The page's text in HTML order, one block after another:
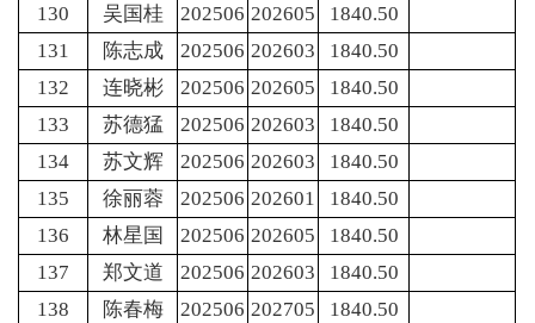
130
吴国桂 202506 202605
1840.50
131
陈志成 202506 202603
1840.50
132
连晓彬 202506 202605
1840.50
133
苏德猛 202506 202603
1840.50
134
苏文辉 202506 202603
1840.50
135
徐丽蓉 202506 202601
1840.50
136
林星国 202506 202605
1840.50
137
郑文道 202506 202603
1840.50
138
陈春梅 202506 202705
1840.50